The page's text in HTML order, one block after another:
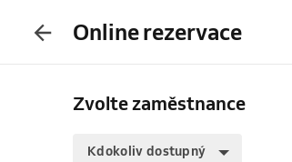
Online rezervace
Zvolte zaměstnance
Kdokoliv dostupný